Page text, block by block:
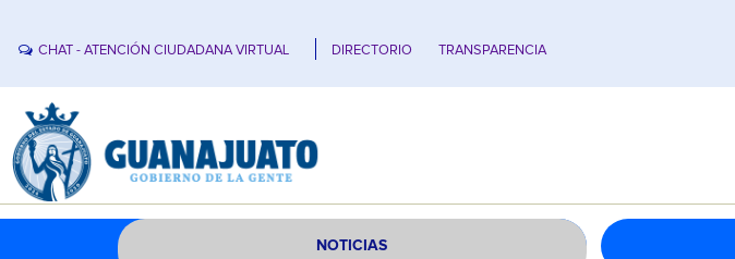
CHAT - ATENCIÓN CIUDADANA VIRTUAL DIRECTORIO TRANSPARENCIA
NOTICIAS